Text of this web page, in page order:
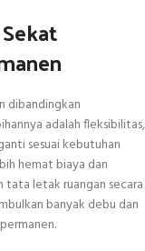
dibandingkan
adalah fleksibilitas,
sesuai kebutuhan
hemat biaya dan
letak ruangan secara
banyak debu dan